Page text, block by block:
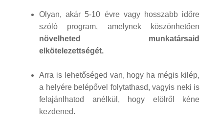
Olyan, akár 5-10 évre vagy hosszabb időre
szóló program, amelynek köszönhetően
növelheted munkatársaid
elkötelezettségét.
Arra is lehetőséged van, hogy ha mégis kilép,
a helyére belépővel folytathasd, vagyis neki is
felajánlhatod anélkül, hogy elölről kéne
kezdened.